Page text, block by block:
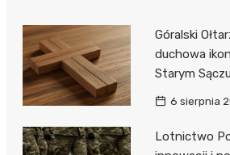
Góralski
duchowa
Starym Sączu
6 sierpnia
Lotnictwo